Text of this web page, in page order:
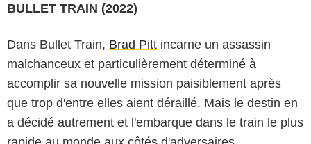
BULLET TRAIN (2022)
Dans Bullet Train, Brad Pitt incarne un assassin
malchanceux et particulièrement déterminé à
accomplir sa nouvelle mission paisiblement après
que trop d'entre elles aient déraillé. Mais le destin en
a décidé autrement et l'embarque dans le train le plus